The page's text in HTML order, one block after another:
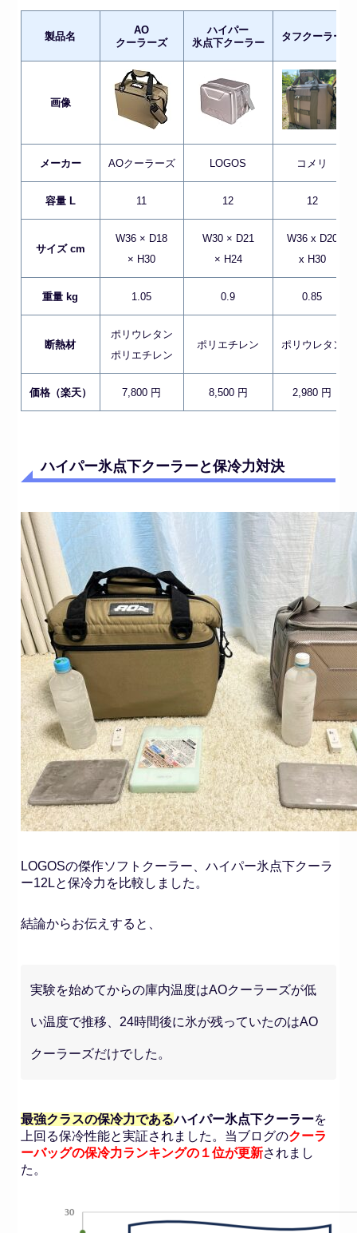
製品名
AO
クーラーズ
ハイパー
氷点下クーラー
タフクーラー
画像
メーカー AOクーラーズ LOGOS コメリ
容量 L 11 12 12
サイズ cm
W36 × D18
× H30
W30 × D21
× H24
W36 x D20
x H30
重量 kg 1.05 0.9 0.85
断熱材
ポリウレタン
ポリエチレン
ポリエチレン ポリウレタン
価格（楽天） 7,800 円 8,500 円 2,980 円
ハイパー氷点下クーラーと保冷力対決
LOGOSの傑作ソフトクーラー、ハイパー氷点下クーラ
ー12Lと保冷力を比較しました。
結論からお伝えすると、
実験を始めてからの庫内温度はAOクーラーズが低
い温度で推移、24時間後に氷が残っていたのはAO
クーラーズだけでした。
最強クラスの保冷力であるハイパー氷点下クーラーを
上回る保冷性能と実証されました。当ブログのクーラ
ーバッグの保冷力ランキングの１位が更新されまし
た。